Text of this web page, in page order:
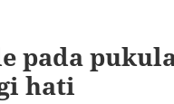
pada
hati